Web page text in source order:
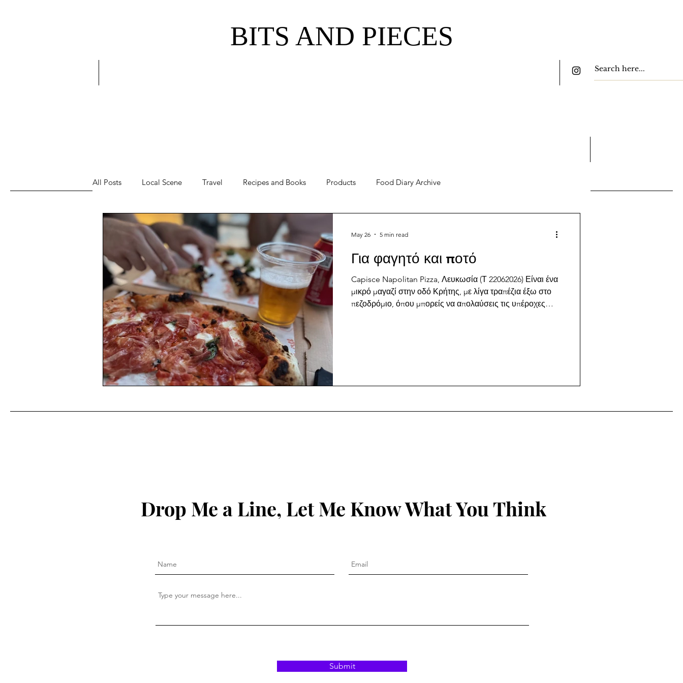
BITS AND PIECES
All Posts Local Scene Travel Recipes and Books Products Food Diary Archive
Για φαγητό και ποτό
Capisce Napolitan Pizza, Λευκωσία (Τ 22062026) Είναι ένα
μικρό μαγαζί στην οδό Κρήτης, με λίγα τραπέζια έξω στο
πεζοδρόμιο, όπου μπορείς να απολαύσεις τις υπέροχες
May 26 5 min read
Drop Me a Line, Let Me Know What You Think
Submit